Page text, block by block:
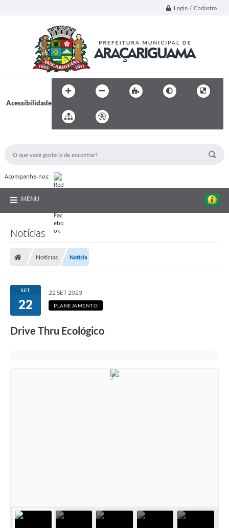
Login / Cadastro
Acessibilidade
Acompanhe-nos:
MENU
Notícias
Notícias Notícia
SET
22
22 SET 2023
PLANEJAMENTO
Drive Thru Ecológico